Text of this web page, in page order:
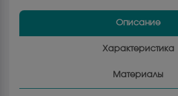
Описание
Характеристика
Материалы